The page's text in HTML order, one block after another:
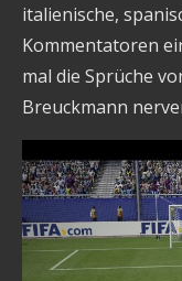
italienische,
Kommentatoren
mal die Sprüche
Breuckmann